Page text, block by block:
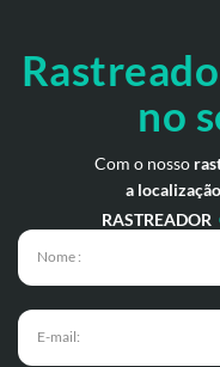
no
Com o nosso
a
RASTREADOR